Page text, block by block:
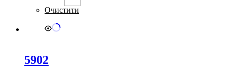
Очистити
5902